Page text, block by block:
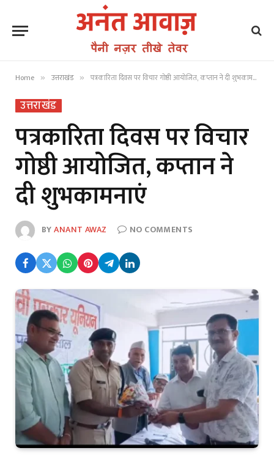
Home » उत्तराखंड » पत्रकारिता दिवस पर विचार गोष्ठी आयोजित, कप्तान ने दी शुभकामनाएं
उत्तराखंड
पत्रकारिता दिवस पर विचार
गोष्ठी आयोजित, कप्तान ने
दी शुभकामनाएं
BYANANT AWAZ NO COMMENTS